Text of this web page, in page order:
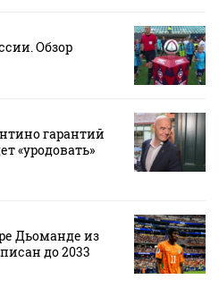
Обзор
гарантий
«уродовать»
Дьоманде из
до 2033